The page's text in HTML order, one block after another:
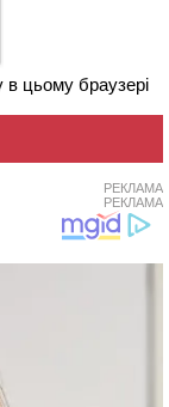
в цьому браузері
РЕКЛАМА
РЕКЛАМА